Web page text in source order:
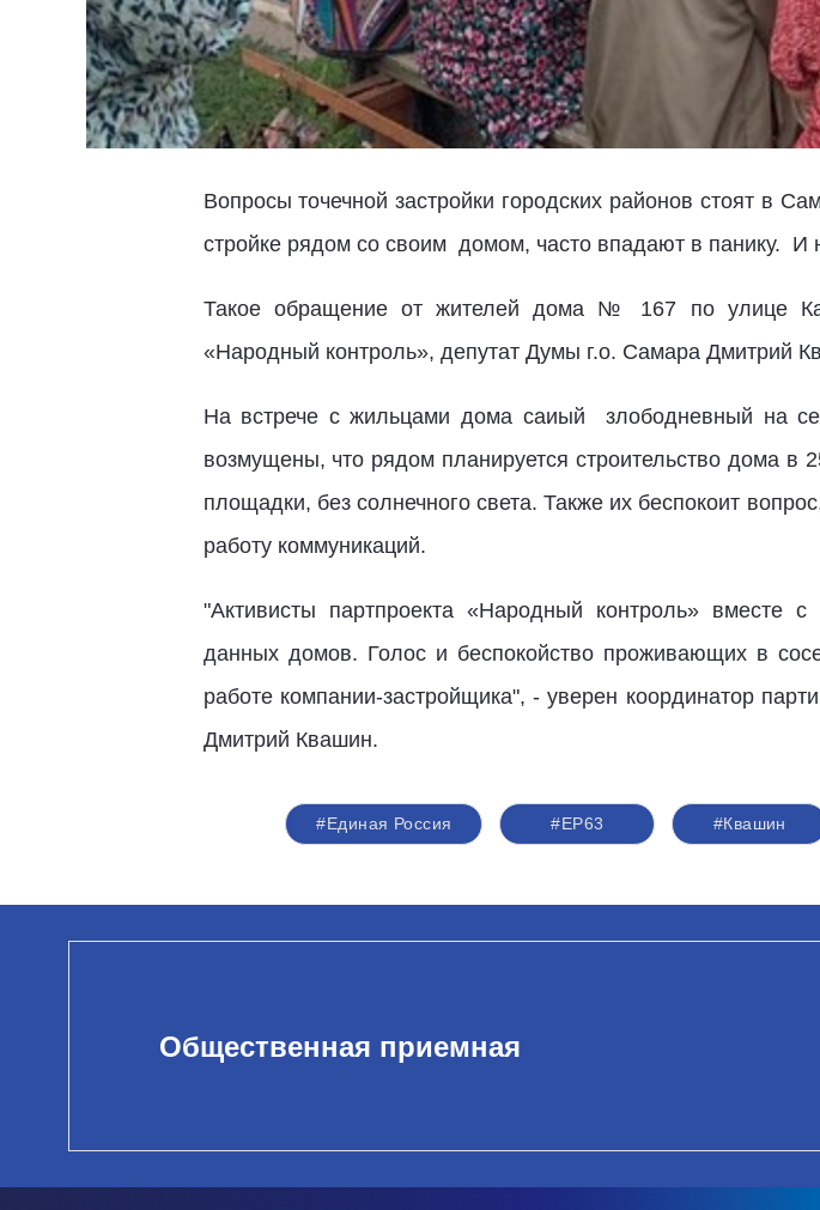
Вопросы точечной застройки городских районов стоят в
стройке рядом со своим домом, часто впадают в панику. И
Такое обращение от жителей дома № 167 по улице
«Народный контроль», депутат Думы г.о. Самара Дмитрий
На встрече с жильцами дома саиый злободневный на
возмущены, что рядом планируется строительство дома в
площадки, без солнечного света. Также их беспокоит
работу коммуникаций.
"Активисты партпроекта «Народный контроль» вместе
данных домов. Голос и беспокойство проживающих в
работе компании-застройщика", - уверен координатор
Дмитрий Квашин.
#Единая Россия #ЕР63 #Квашин
Общественная приемная